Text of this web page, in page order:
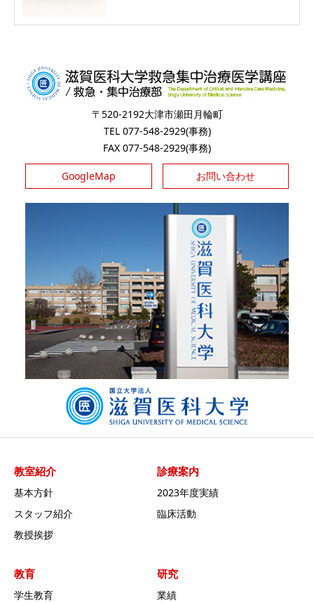
〒520-2192大津市瀬田月輪町
TEL 077-548-2929(事務)
FAX 077-548-2929(事務)
GoogleMap お問い合わせ
教室紹介
基本方針
スタッフ紹介
教授挨拶
診療案内
2023年度実績
臨床活動
教育
学生教育
研究
業績